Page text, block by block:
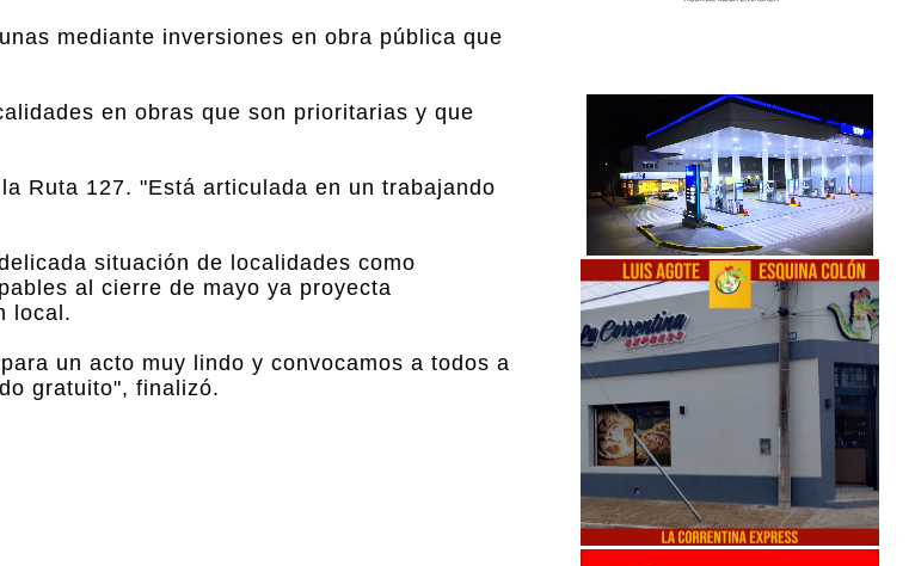
mediante inversiones en obra pública que
en obras que son prioritarias y que
Ruta 127. "Está articulada en un trabajando
situación de localidades como
al cierre de mayo ya proyecta
local.
un acto muy lindo y convocamos a todos a
gratuito", finalizó.